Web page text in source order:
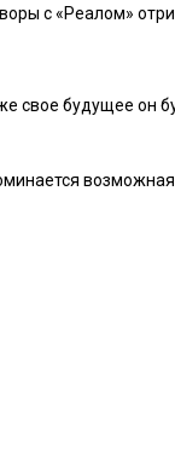
с «Реалом»
свое будущее он